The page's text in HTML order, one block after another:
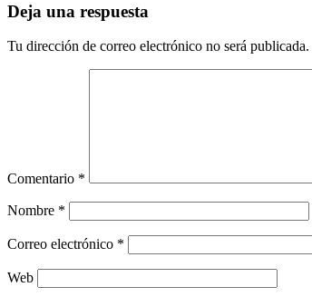
Deja una respuesta
Tu dirección de correo electrónico no será publicada.
Comentario *
Nombre *
Correo electrónico *
Web